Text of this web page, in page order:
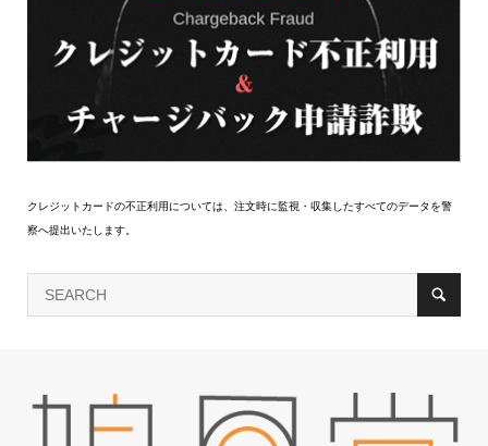
クレジットカードの不正利用については、注文時に監視・収集したすべてのデータを警
察へ提出いたします。